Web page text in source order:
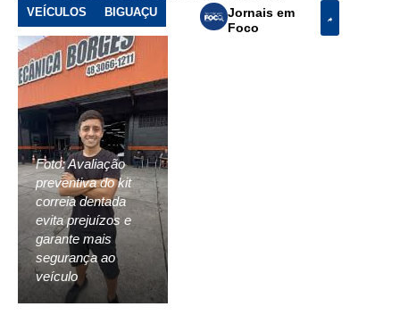
VEÍCULOS BIGUAÇU
Jornais em
Foco
Foto: Avaliação
preventiva do kit
correia dentada
evita prejuízos e
garante mais
segurança ao
veículo